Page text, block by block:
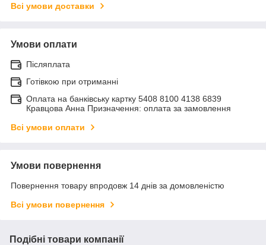
Всі умови доставки
Умови оплати
Післяплата
Готівкою при отриманні
Оплата на банківську картку 5408 8100 4138 6839
Кравцова Анна Призначення: оплата за замовлення
Всі умови оплати
Умови повернення
Повернення товару впродовж 14 днів за домовленістю
Всі умови повернення
Подібні товари компанії